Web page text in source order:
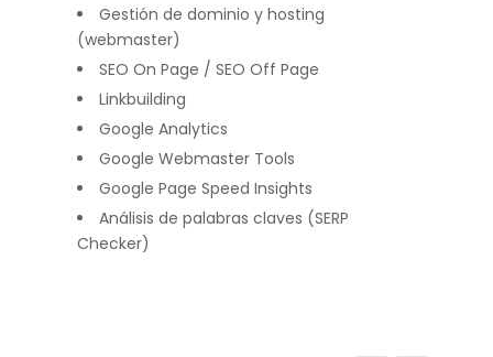
Gestión de dominio y hosting
(webmaster)
SEO On Page / SEO Off Page
Linkbuilding
Google Analytics
Google Webmaster Tools
Google Page Speed Insights
Análisis de palabras claves (SERP
Checker)